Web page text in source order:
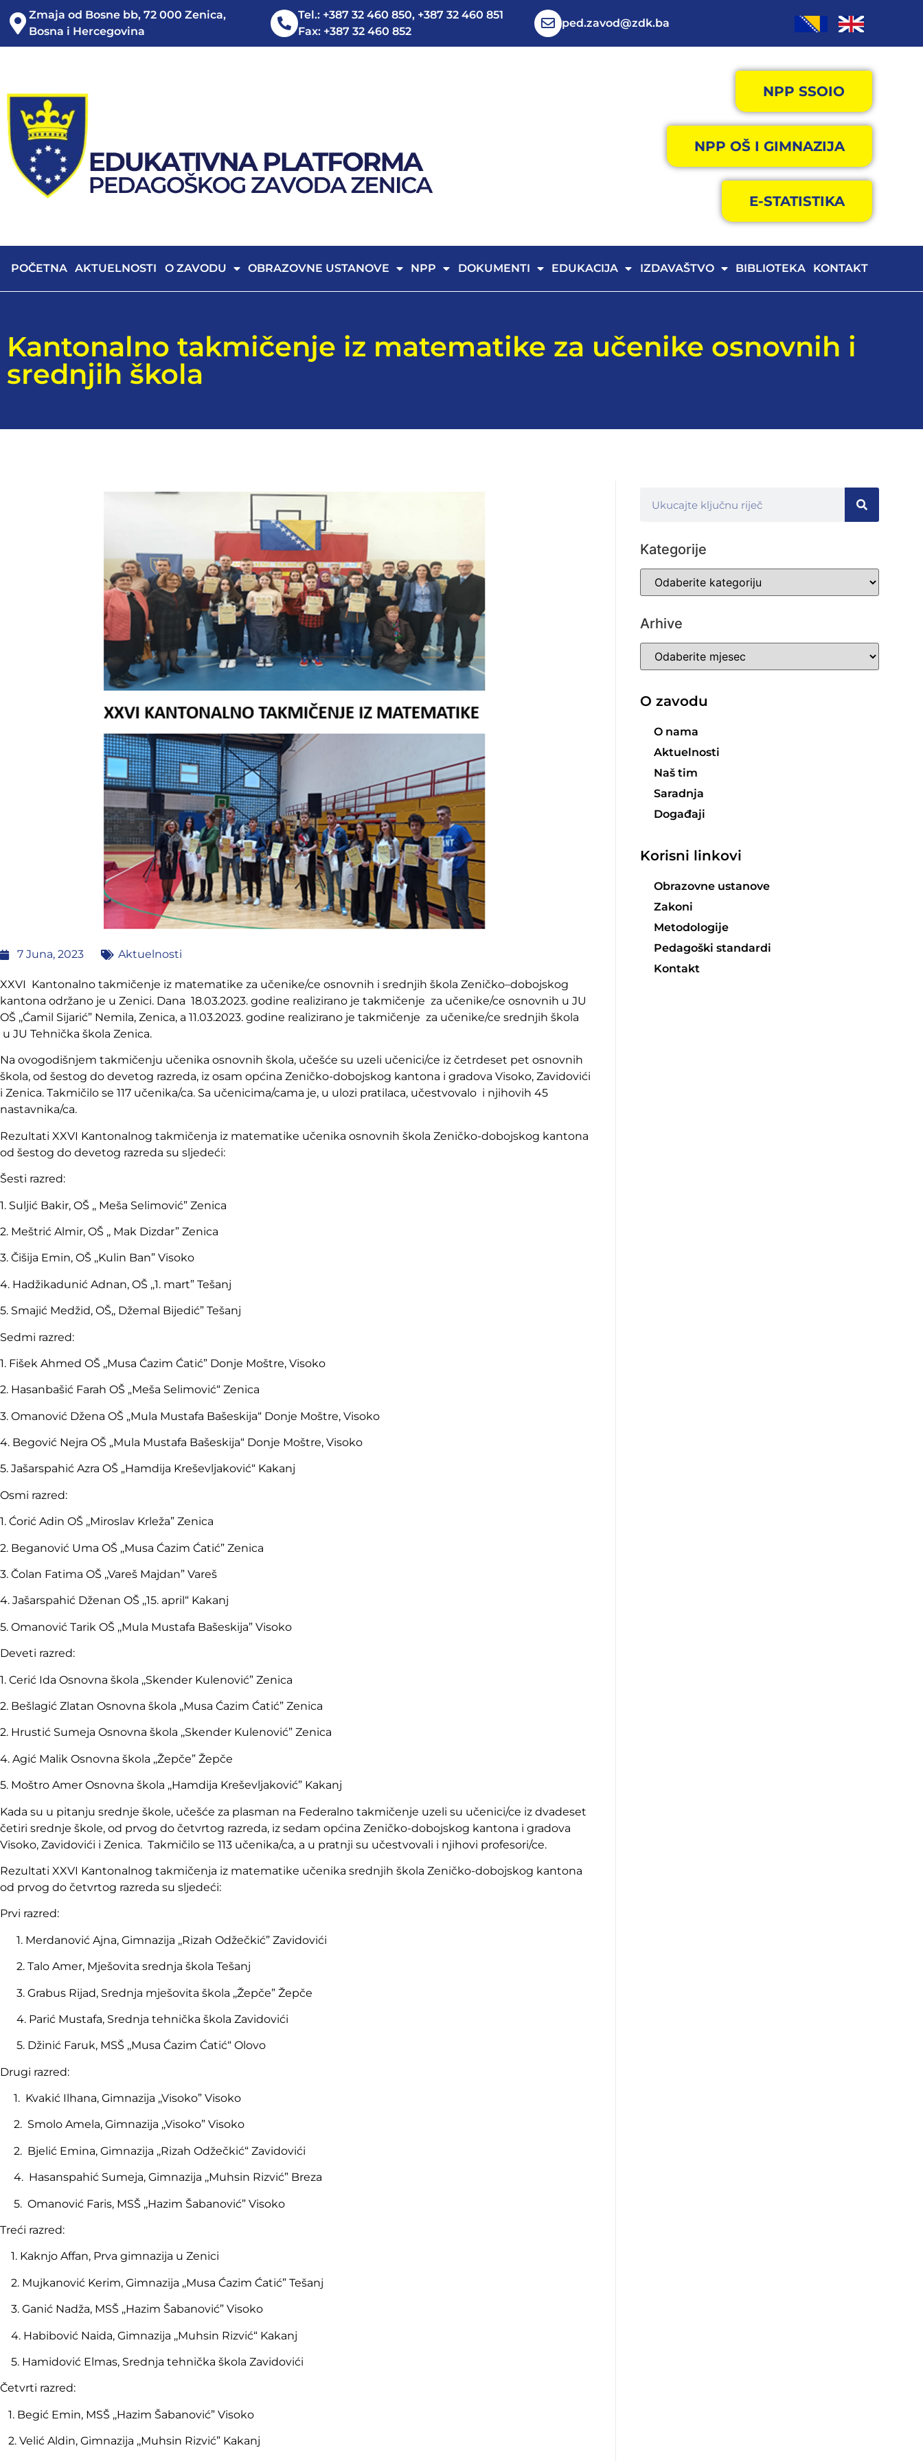
Zmaja od Bosne bb, 72 000 Zenica,
Bosna i Hercegovina
Tel.: +387 32 460 850, +387 32 460 851
Fax: +387 32 460 852
ped.zavod@zdk.ba
NPP SSOIO
NPP OŠ I GIMNAZIJA
E-STATISTIKA
POČETNA AKTUELNOSTI O ZAVODU OBRAZOVNE USTANOVE NPP DOKUMENTI EDUKACIJA IZDAVAŠTVO BIBLIOTEKA KONTAKT
Kantonalno takmičenje iz matematike za učenike osnovnih i
srednjih škola
7 Juna, 2023 Aktuelnosti
XXVI Kantonalno takmičenje iz matematike za učenike/ce osnovnih i srednjih škola Zeničko–dobojskog
kantona održano je u Zenici. Dana 18.03.2023. godine realizirano je takmičenje za učenike/ce osnovnih u JU
OŠ ,,Ćamil Sijarić” Nemila, Zenica, a 11.03.2023. godine realizirano je takmičenje za učenike/ce srednjih škola
u JU Tehnička škola Zenica.
Na ovogodišnjem takmičenju učenika osnovnih škola, učešće su uzeli učenici/ce iz četrdeset pet osnovnih
škola, od šestog do devetog razreda, iz osam općina Zeničko-dobojskog kantona i gradova Visoko, Zavidovići
i Zenica. Takmičilo se 117 učenika/ca. Sa učenicima/cama je, u ulozi pratilaca, učestvovalo i njihovih 45
nastavnika/ca.
Rezultati XXVI Kantonalnog takmičenja iz matematike učenika osnovnih škola Zeničko-dobojskog kantona
od šestog do devetog razreda su sljedeći:
Šesti razred:
1. Suljić Bakir, OŠ ,, Meša Selimović” Zenica
2. Meštrić Almir, OŠ ,, Mak Dizdar” Zenica
3. Čišija Emin, OŠ ,,Kulin Ban” Visoko
4. Hadžikadunić Adnan, OŠ ,,1. mart” Tešanj
5. Smajić Medžid, OŠ,, Džemal Bijedić” Tešanj
Sedmi razred:
1. Fišek Ahmed OŠ ,,Musa Ćazim Ćatić” Donje Moštre, Visoko
2. Hasanbašić Farah OŠ „Meša Selimović“ Zenica
3. Omanović Džena OŠ „Mula Mustafa Bašeskija“ Donje Moštre, Visoko
4. Begović Nejra OŠ „Mula Mustafa Bašeskija“ Donje Moštre, Visoko
5. Jašarspahić Azra OŠ „Hamdija Kreševljaković“ Kakanj
Osmi razred:
1. Ćorić Adin OŠ ,,Miroslav Krleža” Zenica
2. Beganović Uma OŠ ,,Musa Ćazim Ćatić” Zenica
3. Čolan Fatima OŠ ,,Vareš Majdan” Vareš
4. Jašarspahić Dženan OŠ ,,15. april“ Kakanj
5. Omanović Tarik OŠ ,,Mula Mustafa Bašeskija” Visoko
Deveti razred:
1. Cerić Ida Osnovna škola ,,Skender Kulenović” Zenica
2. Bešlagić Zlatan Osnovna škola ,,Musa Ćazim Ćatić” Zenica
2. Hrustić Sumeja Osnovna škola ,,Skender Kulenović” Zenica
4. Agić Malik Osnovna škola ,,Žepče” Žepče
5. Moštro Amer Osnovna škola ,,Hamdija Kreševljaković” Kakanj
Kada su u pitanju srednje škole, učešće za plasman na Federalno takmičenje uzeli su učenici/ce iz dvadeset
četiri srednje škole, od prvog do četvrtog razreda, iz sedam općina Zeničko-dobojskog kantona i gradova
Visoko, Zavidovići i Zenica. Takmičilo se 113 učenika/ca, a u pratnji su učestvovali i njihovi profesori/ce.
Rezultati XXVI Kantonalnog takmičenja iz matematike učenika srednjih škola Zeničko-dobojskog kantona
od prvog do četvrtog razreda su sljedeći:
Prvi razred:
1. Merdanović Ajna, Gimnazija ,,Rizah Odžečkić” Zavidovići
2. Talo Amer, Mješovita srednja škola Tešanj
3. Grabus Rijad, Srednja mješovita škola ,,Žepče” Žepče
4. Parić Mustafa, Srednja tehnička škola Zavidovići
5. Džinić Faruk, MSŠ ,,Musa Ćazim Ćatić“ Olovo
Drugi razred:
1. Kvakić Ilhana, Gimnazija ,,Visoko” Visoko
2. Smolo Amela, Gimnazija ,,Visoko” Visoko
2. Bjelić Emina, Gimnazija ,,Rizah Odžečkić“ Zavidovići
4. Hasanspahić Sumeja, Gimnazija ,,Muhsin Rizvić” Breza
5. Omanović Faris, MSŠ ,,Hazim Šabanović” Visoko
Treći razred:
1. Kaknjo Affan, Prva gimnazija u Zenici
2. Mujkanović Kerim, Gimnazija ,,Musa Ćazim Ćatić” Tešanj
3. Ganić Nadža, MSŠ ,,Hazim Šabanović” Visoko
4. Habibović Naida, Gimnazija ,,Muhsin Rizvić“ Kakanj
5. Hamidović Elmas, Srednja tehnička škola Zavidovići
Četvrti razred:
1. Begić Emin, MSŠ ,,Hazim Šabanović” Visoko
2. Velić Aldin, Gimnazija ,,Muhsin Rizvić” Kakanj
Kategorije
Arhive
O zavodu
O nama
Aktuelnosti
Naš tim
Saradnja
Događaji
Korisni linkovi
Obrazovne ustanove
Zakoni
Metodologije
Pedagoški standardi
Kontakt